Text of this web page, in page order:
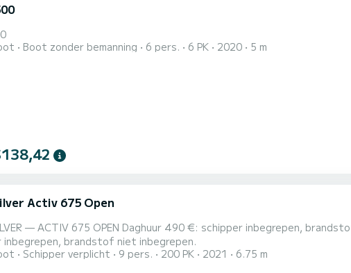
Boot zonder bemanning 6 pers. 6 PK 2020 5 m
Activ 675 Open
— ACTIV 675 OPEN Daghuur 490 €: schipper inbegrepen,
inbegrepen, brandstof niet inbegrepen.
Schipper verplicht 9 pers. 200 PK 2021 6.75 m